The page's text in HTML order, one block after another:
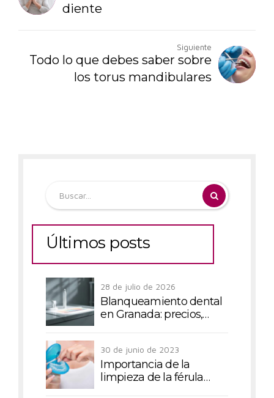
diente
Siguiente
Todo lo que debes saber sobre
los torus mandibulares
Últimos posts
28 de julio de 2026
Blanqueamiento dental
en Granada: precios,
30 de junio de 2023
Importancia de la
limpieza de la férula